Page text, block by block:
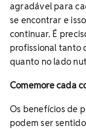
agradável para
se encontrar e
continuar. É
profissional tanto
quanto no lado
Comemore cada
Os benefícios de
podem ser